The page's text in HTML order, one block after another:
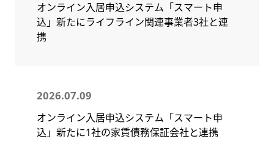
オンライン入居申込システム「スマート申
込」新たにライフライン関連事業者3社と連
携
2026.07.09
オンライン入居申込システム「スマート申
込」新たに1社の家賃債務保証会社と連携